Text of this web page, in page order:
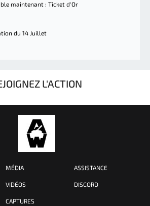
maintenant : Ticket d'Or
du 14 Juillet
L'ACTION
MÉDIA
VIDÉOS
CAPTURES
ASSISTANCE
DISCORD